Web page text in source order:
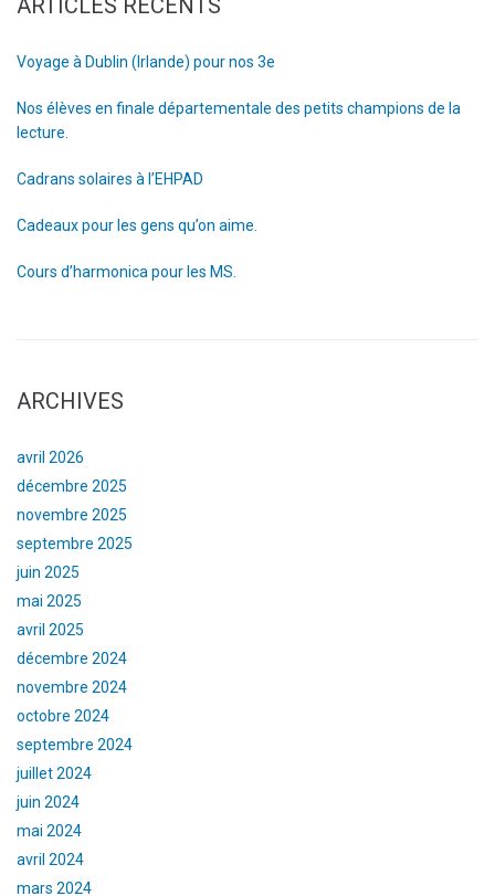
ARTICLES RÉCENTS
Voyage à Dublin (Irlande) pour nos 3e
Nos élèves en finale départementale des petits champions de la
lecture.
Cadrans solaires à l’EHPAD
Cadeaux pour les gens qu’on aime.
Cours d’harmonica pour les MS.
ARCHIVES
avril 2026
décembre 2025
novembre 2025
septembre 2025
juin 2025
mai 2025
avril 2025
décembre 2024
novembre 2024
octobre 2024
septembre 2024
juillet 2024
juin 2024
mai 2024
avril 2024
mars 2024